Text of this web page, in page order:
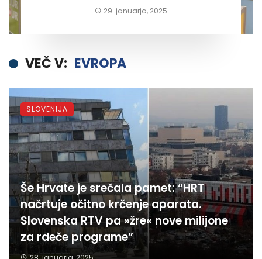
29. januarja, 2025
VEČ V: EVROPA
Še Hrvate je srečala pamet: “HRT
načrtuje očitno krčenje aparata.
Slovenska RTV pa »žre« nove milijone
za rdeče programe”
SLOVENIJA